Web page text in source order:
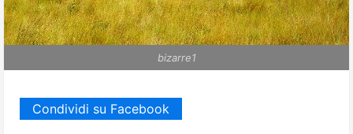
bizarre1
Condividi su Facebook